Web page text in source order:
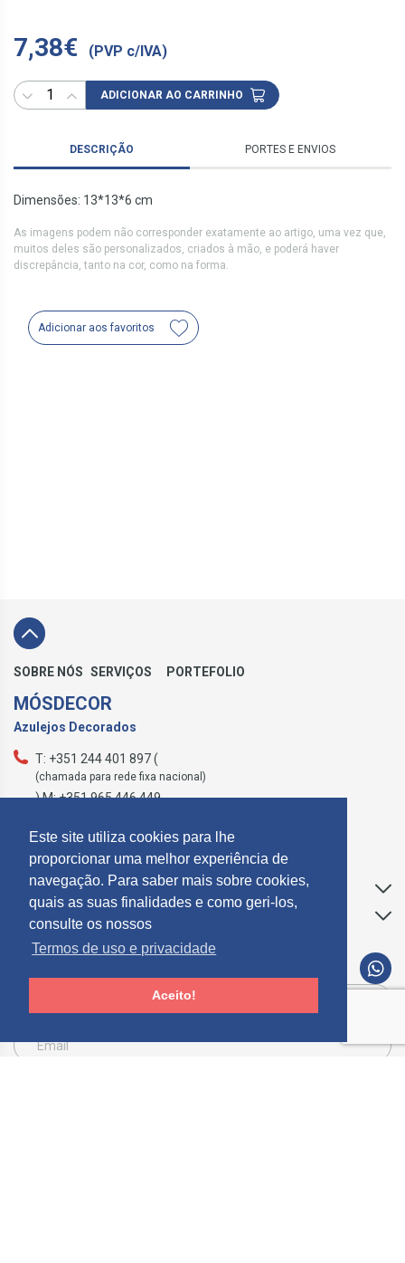
Este site utiliza cookies para lhe
proporcionar uma melhor experiência de
navegação. Para saber mais sobre cookies,
quais as suas finalidades e como geri-los,
consulte os nossos
Termos de uso e privacidade
Aceito!
7,38€ (PVP c/IVA)
ADICIONAR AO CARRINHO
DESCRIÇÃO PORTES E ENVIOS
Dimensões: 13*13*6 cm
As imagens podem não corresponder exatamente ao artigo, uma vez que,
muitos deles são personalizados, criados à mão, e poderá haver
discrepância, tanto na cor, como na forma.
Adicionar aos favoritos
SOBRE NÓS SERVIÇOS PORTEFOLIO
MÓSDECOR
Azulejos Decorados
T: +351 244 401 897 (
(chamada para rede fixa nacional)
) M: +351 965 446 449
Apoio ao Cliente
Informações
SUBCREVER NEWSLETTER